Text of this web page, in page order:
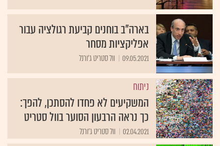
בארה"ב בוחנים קביעת רגולציה עבור
אפליקציות מסחר
09.05.2021 וול סטריט ג'ורנל
ניתוח
המשקיעים לא פחדו להסתכן, להפך:
כך נראה הרבעון הסוער בוול סטריט
02.04.2021 וול סטריט ג'ורנל